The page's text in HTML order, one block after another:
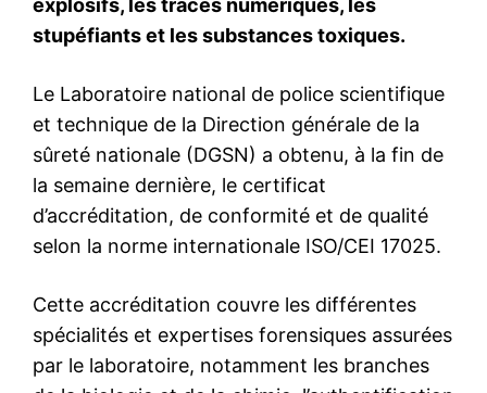
Nous contacter
Mon compte
Related
Le Financial Times sacre
Mobiblanc parmi les
champions de la tech
Mobiblanc remporte le prix
de la meilleure solution
mobile innovante à l’Africa